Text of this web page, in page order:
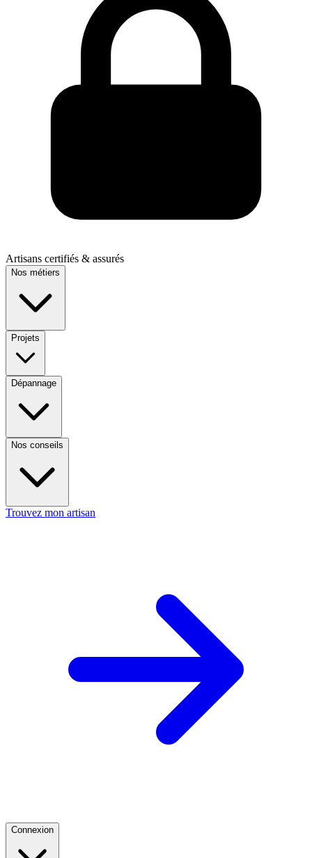
Artisans certifiés & assurés
Nos métiers
Projets
Dépannage
Nos conseils
Trouvez mon artisan
Connexion